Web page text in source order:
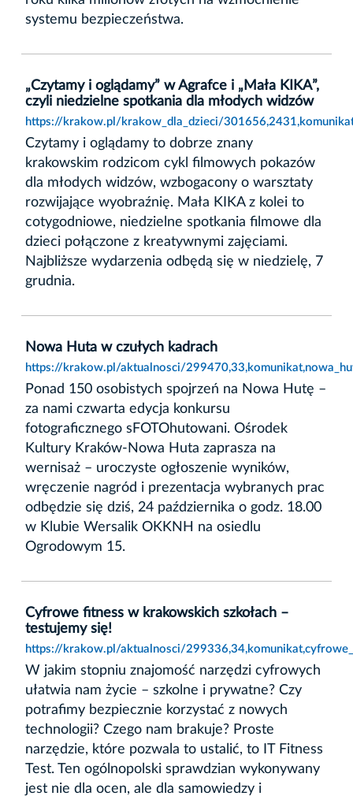
systemu bezpieczeństwa.
„Czytamy i oglądamy” w Agrafce i „Mała KIKA”,
czyli niedzielne spotkania dla młodych widzów
https://krakow.pl/krakow_dla_dzieci/
Czytamy i oglądamy to dobrze znany
krakowskim rodzicom cykl filmowych pokazów
dla młodych widzów, wzbogacony o warsztaty
rozwijające wyobraźnię. Mała KIKA z kolei to
cotygodniowe, niedzielne spotkania filmowe dla
dzieci połączone z kreatywnymi zajęciami.
Najbliższe wydarzenia odbędą się w niedzielę, 7
grudnia.
Nowa Huta w czułych kadrach
https://krakow.pl/aktualnosci/
Ponad 150 osobistych spojrzeń na Nowa Hutę –
za nami czwarta edycja konkursu
fotograficznego sFOTOhutowani. Ośrodek
Kultury Kraków-Nowa Huta zaprasza na
wernisaż – uroczyste ogłoszenie wyników,
wręczenie nagród i prezentacja wybranych prac
odbędzie się dziś, 24 października o godz. 18.00
w Klubie Wersalik OKKNH na osiedlu
Ogrodowym 15.
Cyfrowe fitness w krakowskich szkołach –
testujemy się!
https://krakow.pl/aktualnosci/
W jakim stopniu znajomość narzędzi cyfrowych
ułatwia nam życie – szkolne i prywatne? Czy
potrafimy bezpiecznie korzystać z nowych
technologii? Czego nam brakuje? Proste
narzędzie, które pozwala to ustalić, to IT Fitness
Test. Ten ogólnopolski sprawdzian wykonywany
jest nie dla ocen, ale dla samowiedzy i